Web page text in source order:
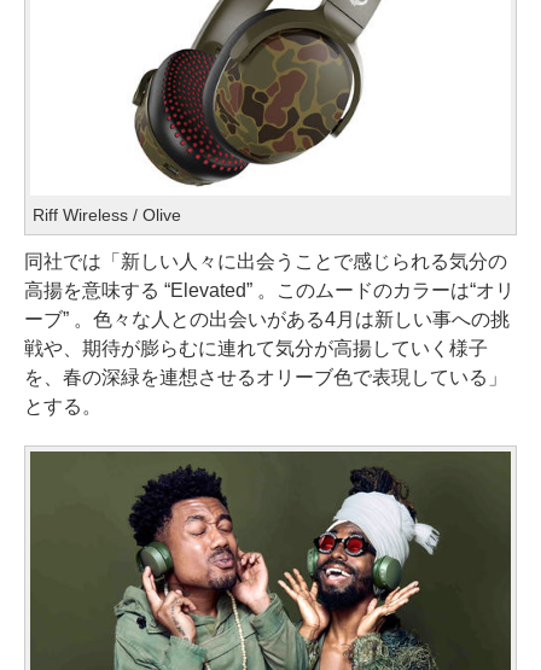
Riff Wireless / Olive
同社では「新しい人々に出会うことで感じられる気分の
高揚を意味する “Elevated” 。このムードのカラーは“オリ
ーブ” 。色々な人との出会いがある4月は新しい事への挑
戦や、期待が膨らむに連れて気分が高揚していく様子
を、春の深緑を連想させるオリーブ色で表現している」
とする。